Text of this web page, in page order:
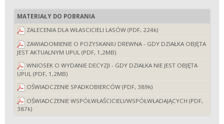
MATERIAŁY DO POBRANIA
ZALECENIA DLA WŁASCICIELI LASÓW (PDF, 224k)
ZAWIADOMIENIE O POZYSKANIU DREWNA - GDY DZIAŁKA OBJĘTA
JEST AKTUALNYM UPUL (PDF, 1,2MB)
WNIOSEK O WYDANIE DECYZJI - GDY DZIAŁKA NIE JEST OBJĘTA
UPUL (PDF, 1,2MB)
OŚWIADCZENIE SPADKOBIERCÓW (PDF, 389k)
OŚWIADCZENIE WSPÓŁWŁAŚCICIELI/WSPÓŁWŁADAJĄCYCH (PDF,
387k)